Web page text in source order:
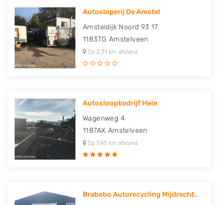
Autosloperij De Amstel
Amsteldijk Noord 93 17
1183TG Amstelveen
Op 2,31 km afstand
Autosloopbedrijf Hein
Wagenweg 4
1187AX Amstelveen
Op 7,45 km afstand
Brabebo Autorecycling Mijdrecht..